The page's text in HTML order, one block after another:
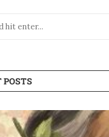
POSTS